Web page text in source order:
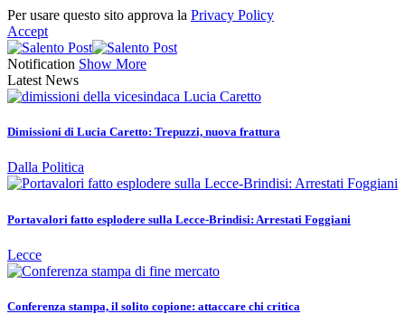
Per usare questo sito approva la Privacy Policy
Accept
Notification Show More
Latest News
Dimissioni di Lucia Caretto: Trepuzzi, nuova frattura
Dalla Politica
Portavalori fatto esplodere sulla Lecce-Brindisi: Arrestati Foggiani
Lecce
Conferenza stampa, il solito copione: attaccare chi critica